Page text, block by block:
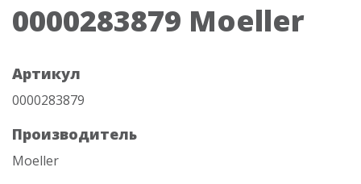
0000283879 Moeller
Артикул
0000283879
Производитель
Moeller